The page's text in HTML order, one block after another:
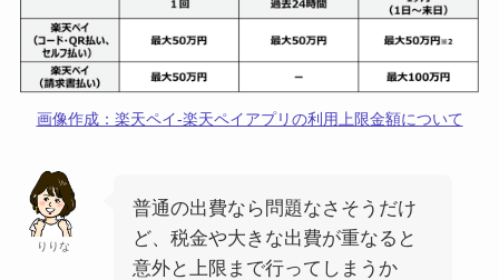
画像作成：楽天ペイ-楽天ペイアプリの利用上限金額について
りりな
普通の出費なら問題なさそうだけ
ど、税金や大きな出費が重なると
意外と上限まで行ってしまうか